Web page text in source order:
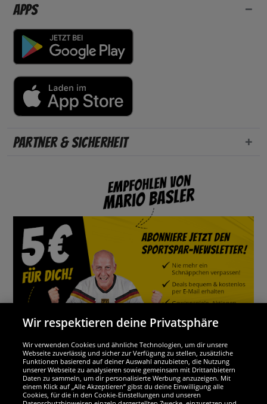
Apps
Partner & Sicherheit
Wir sind ausgezeichnet
Wir respektieren deine Privatsphäre
Wir verwenden Cookies und ähnliche Technologien, um dir unsere
Webseite zuverlässig und sicher zur Verfügung zu stellen, zusätzliche
Funktionen basierend auf deiner Auswahl anzubieten, die Nutzung
unserer Webseite zu analysieren sowie gemeinsam mit Drittanbietern
Daten zu sammeln, um dir personalisierte Werbung anzuzeigen. Mit
einem Klick auf „Alle Akzeptieren“ gibst du deine Einwilligung alle
Cookies, für die in den Cookie-Einstellungen und unseren